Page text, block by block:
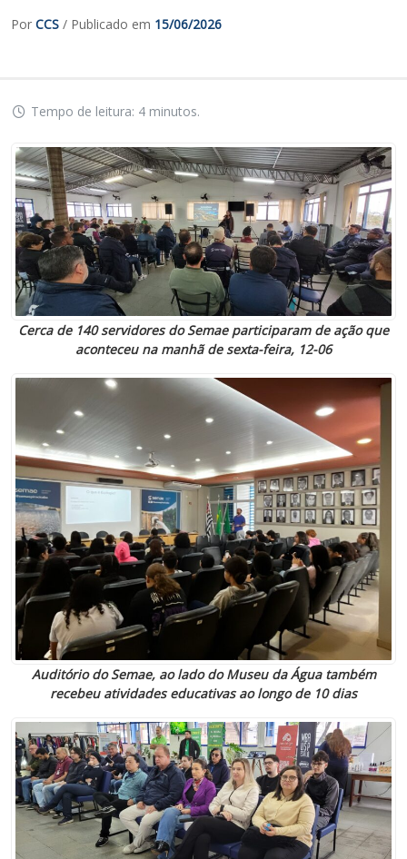
Por CCS / Publicado em 15/06/2026
Tempo de leitura: 4 minutos.
Cerca de 140 servidores do Semae participaram de ação que
aconteceu na manhã de sexta-feira, 12-06
Auditório do Semae, ao lado do Museu da Água também
recebeu atividades educativas ao longo de 10 dias